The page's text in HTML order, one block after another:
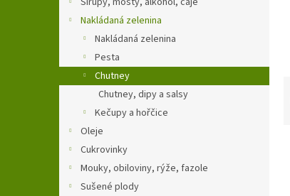
Nakládaná zelenina
Nakládaná zelenina
Pesta
Chutney
Chutney, dipy a salsy
Kečupy a hořčice
Oleje
Cukrovinky
Mouky, obiloviny, rýže, fazole
Sušené plody